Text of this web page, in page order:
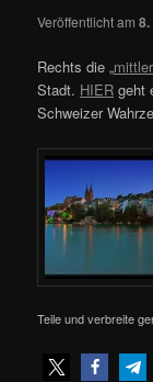
Veröffentlicht am
Rechts die „
Stadt. HIER geht
Schweizer
Teile und verbreite